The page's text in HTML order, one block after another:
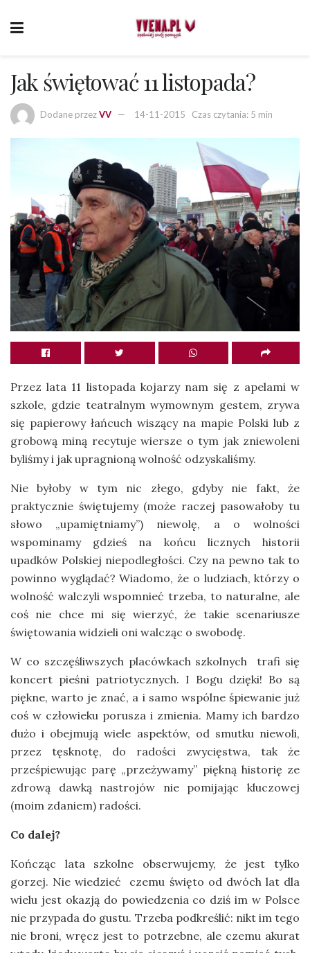
Jak świętować 11 listopada?
Dodane przezVV 14-11-2015 Czas czytania: 5 min
Przez lata 11 listopada kojarzy nam się z apelami w
szkole, gdzie teatralnym wymownym gestem, zrywa
się papierowy łańcuch wiszący na mapie Polski lub z
grobową miną recytuje wiersze o tym jak zniewoleni
byliśmy i jak upragnioną wolność odzyskaliśmy.
Nie byłoby w tym nic złego, gdyby nie fakt, że
praktycznie świętujemy (może raczej pasowałoby tu
słowo „upamiętniamy”) niewolę, a o wolności
wspominamy gdzieś na końcu licznych historii
upadków Polskiej niepodległości. Czy na pewno tak to
powinno wyglądać? Wiadomo, że o ludziach, którzy o
wolność walczyli wspomnieć trzeba, to naturalne, ale
coś nie chce mi się wierzyć, że takie scenariusze
świętowania widzieli oni walcząc o swobodę.
W co szczęśliwszych placówkach szkolnych trafi się
koncert pieśni patriotycznych. I Bogu dzięki! Bo są
piękne, warto je znać, a i samo wspólne śpiewanie już
coś w człowieku porusza i zmienia. Mamy ich bardzo
dużo i obejmują wiele aspektów, od smutku niewoli,
przez tęsknotę, do radości zwycięstwa, tak że
prześpiewując parę „przeżywamy” piękną historię ze
zdrową dawką nastrojów nie pomijając kluczowej
(moim zdaniem) radości.
Co dalej?
Kończąc lata szkolne obserwujemy, że jest tylko
gorzej. Nie wiedzieć czemu święto od dwóch lat dla
wielu jest okazją do powiedzenia co dziś im w Polsce
nie przypada do gustu. Trzeba podkreślić: nikt im tego
nie broni, wręcz jest to potrzebne, ale czemu akurat